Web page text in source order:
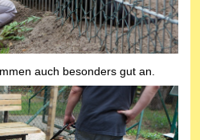
auch besonders gut an.